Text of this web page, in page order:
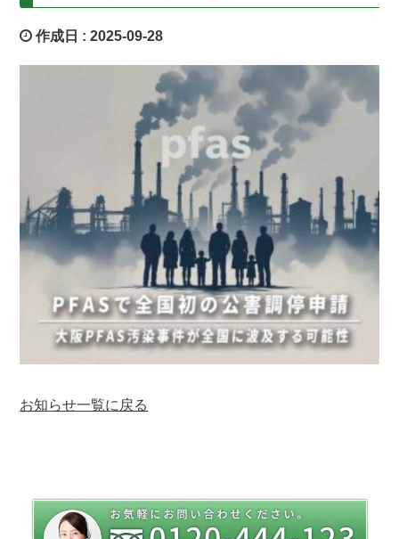
作成日 :2025-09-28
お知らせ一覧に戻る